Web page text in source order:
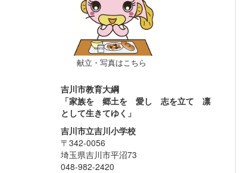
献立・写真はこちら
吉川市教育大綱
「家族を 郷土を 愛し 志を立て 凛
として生きてゆく」
吉川市立吉川小学校
〒342-0056
埼玉県吉川市平沼73
048-982-2420